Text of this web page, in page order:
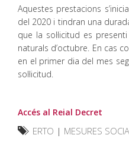
Aquestes prestacions
del 2020 i tindran una
que la sol·licitud es
naturals d’octubre. En cas
en el primer dia del mes
sol·licitud.
Accés al Reial Decret
ERTO | MESURES